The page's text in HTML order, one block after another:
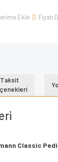
Fiyatı
Taksit
Classic